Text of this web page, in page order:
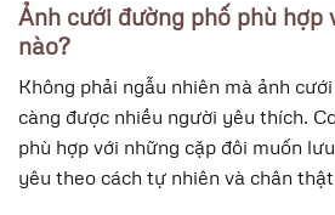
Ảnh cưới đường phố phù hợp
nào?
Không phải ngẫu nhiên mà ảnh
càng được nhiều người yêu thích.
phù hợp với những cặp đôi muốn
yêu theo cách tự nhiên và chân